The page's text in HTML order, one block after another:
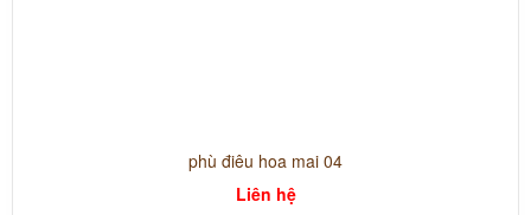
phù điêu hoa mai 04
Liên hệ